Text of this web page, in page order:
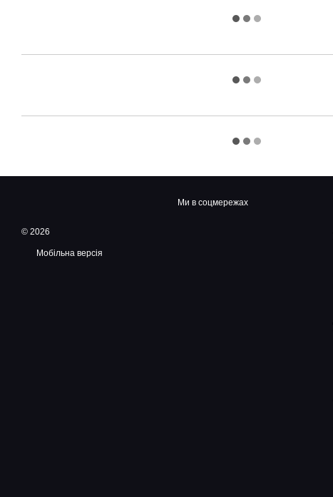
© 2026
Мобільна версія
Ми в соцмережах